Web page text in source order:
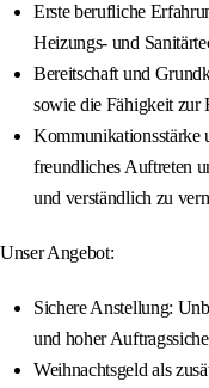
Erste berufliche
Heizungs- und
Bereitschaft und
sowie die Fähigkeit zur
Kommunikationsstärke
freundliches Auftreten
und verständlich zu
Unser Angebot:
Sichere Anstellung:
und hoher
Weihnachtsgeld als